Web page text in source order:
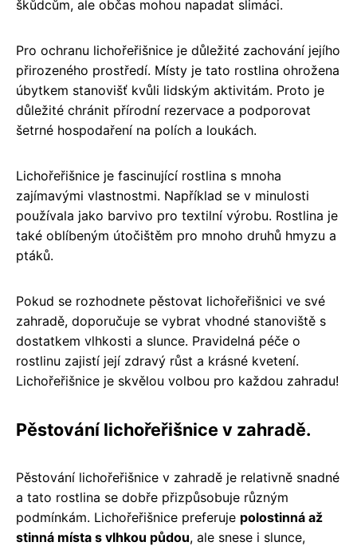
škůdcům, ale občas mohou napadat slimáci.
Pro ochranu lichořeřišnice je důležité zachování jejího
přirozeného prostředí. Místy je tato rostlina ohrožena
úbytkem stanovišť kvůli lidským aktivitám. Proto je
důležité chránit přírodní rezervace a podporovat
šetrné hospodaření na polích a loukách.
Lichořeřišnice je fascinující rostlina s mnoha
zajímavými vlastnostmi. Například se v minulosti
používala jako barvivo pro textilní výrobu. Rostlina je
také oblíbeným útočištěm pro mnoho druhů hmyzu a
ptáků.
Pokud se rozhodnete pěstovat lichořeřišnici ve své
zahradě, doporučuje se vybrat vhodné stanoviště s
dostatkem vlhkosti a slunce. Pravidelná péče o
rostlinu zajistí její zdravý růst a krásné kvetení.
Lichořeřišnice je skvělou volbou pro každou zahradu!
Pěstování lichořeřišnice v zahradě.
Pěstování lichořeřišnice v zahradě je relativně snadné
a tato rostlina se dobře přizpůsobuje různým
podmínkám. Lichořeřišnice preferuje polostinná až
stinná místa s vlhkou půdou, ale snese i slunce,